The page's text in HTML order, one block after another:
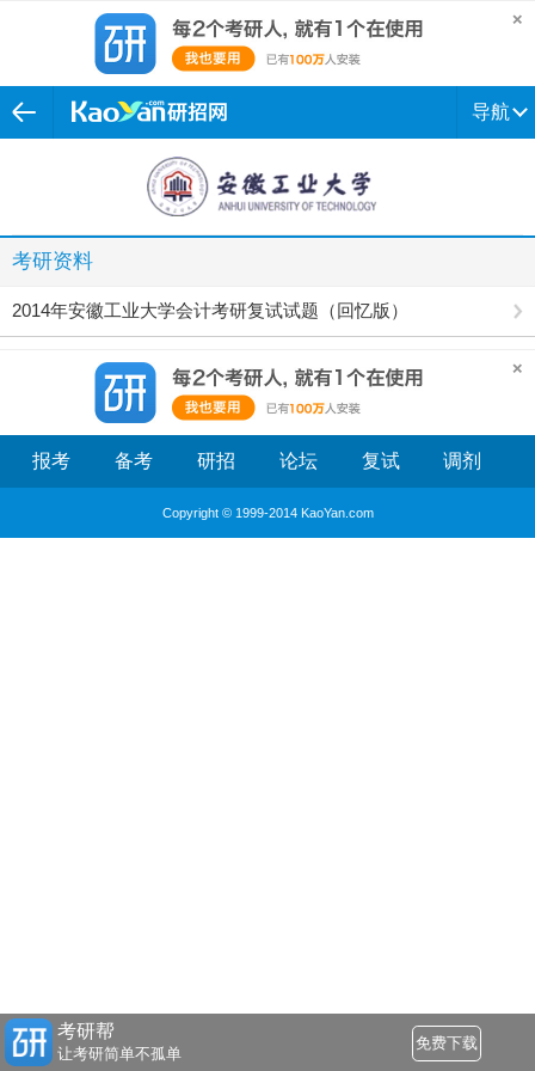
导航
考研资料
2014年安徽工业大学会计考研复试试题（回忆版）
报考 备考 研招 论坛 复试 调剂
Copyright © 1999-2014 KaoYan.com
考研帮
让考研简单不孤单
免费下载